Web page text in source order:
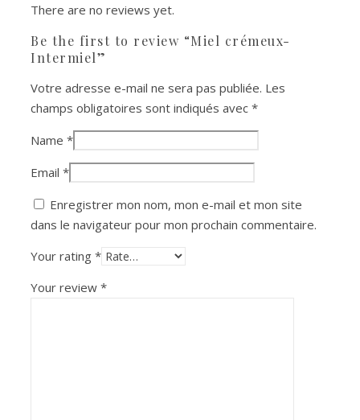
There are no reviews yet.
Be the first to review “Miel crémeux-
Intermiel”
Votre adresse e-mail ne sera pas publiée. Les
champs obligatoires sont indiqués avec *
Name *
Email *
Enregistrer mon nom, mon e-mail et mon site
dans le navigateur pour mon prochain commentaire.
Your rating *
Your review *